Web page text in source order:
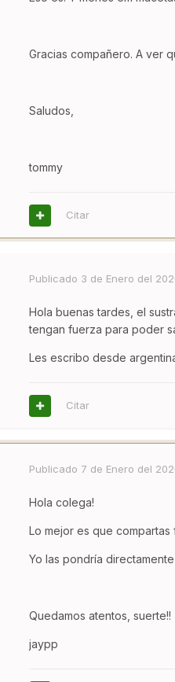
Gracias compañero. A ver
Saludos,
tommy
Citar
Publicado 3 de Enero del
Hola buenas tardes, el
tengan fuerza para poder
Les escribo desde
Citar
Publicado 7 de Enero del
Hola colega!
Lo mejor es que
Yo las pondría
Quedamos atentos, suerte!!
jaypp